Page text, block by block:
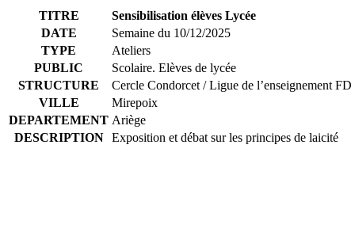
TITRE
Sensibilisation élèves Lycée
DATE
Semaine du 10/12/2025
TYPE
Ateliers
PUBLIC
Scolaire. Elèves de lycée
STRUCTURE
Cercle Condorcet / Ligue de l’enseignement FD
VILLE
Mirepoix
DEPARTEMENT Ariège
DESCRIPTION
Exposition et débat sur les principes de laicité